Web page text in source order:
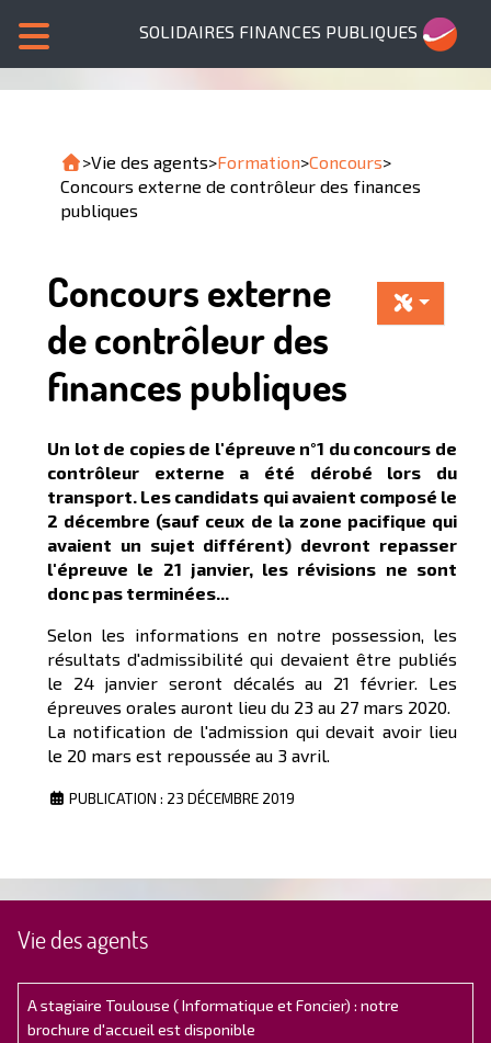
SOLIDAIRES FINANCES PUBLIQUES
>Vie des agents>Formation>Concours>
Concours externe de contrôleur des finances
publiques
Concours externe
de contrôleur des
finances publiques
Un lot de copies de l'épreuve n°1 du concours de
contrôleur externe a été dérobé lors du
transport. Les candidats qui avaient composé le
2 décembre (sauf ceux de la zone pacifique qui
avaient un sujet différent) devront repasser
l'épreuve le 21 janvier, les révisions ne sont
donc pas terminées...
Selon les informations en notre possession, les
résultats d'admissibilité qui devaient être publiés
le 24 janvier seront décalés au 21 février. Les
épreuves orales auront lieu du 23 au 27 mars 2020.
La notification de l'admission qui devait avoir lieu
le 20 mars est repoussée au 3 avril.
PUBLICATION : 23 DÉCEMBRE 2019
Vie des agents
A stagiaire Toulouse ( Informatique et Foncier) : notre
brochure d'accueil est disponible